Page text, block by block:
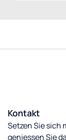
Kontakt
Setzen Sie sich
geniessen Sie